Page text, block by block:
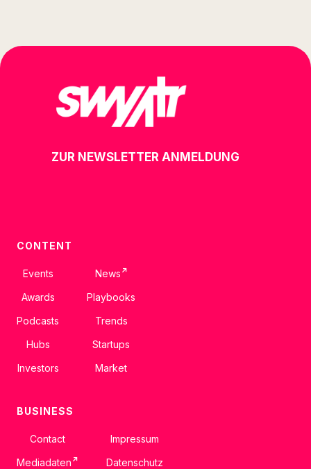
ZUR NEWSLETTER ANMELDUNG
CONTENT
Events
Awards
Podcasts
Hubs
Investors
News ↗
Playbooks
Trends
Startups
Market
BUSINESS
Contact
Mediadaten ↗
Impressum
Datenschutz